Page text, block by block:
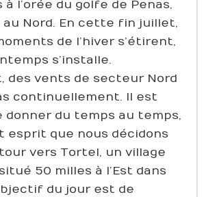
à l’orée du golfe de Penas,
au Nord. En cette fin juillet,
de l’hiver s’étirent,
s’installe.
des vents de secteur Nord
continuellement. Il est
donner du temps au temps,
esprit que nous décidons
vers Tortel, un village
50 milles à l’Est dans
du jour est de